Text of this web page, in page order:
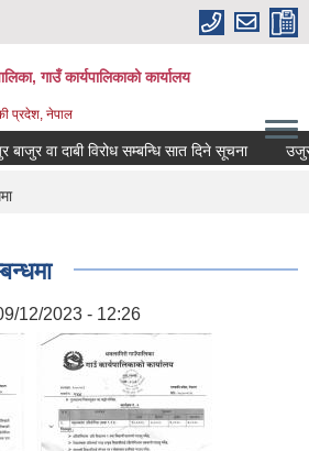
गाउँ कार्यपालिकाको कार्यालय
प्रदेश, नेपाल
वा दाबी विरोध सम्बन्धि सात दिने सूचना उजुर
12/2023 - 12:26